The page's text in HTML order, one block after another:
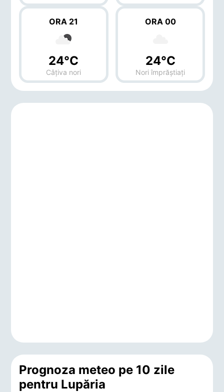
ORA 21
24°C
Câțiva nori
ORA 00
24°C
Nori împrăștiați
Prognoza meteo pe 10 zile
pentru Lupăria